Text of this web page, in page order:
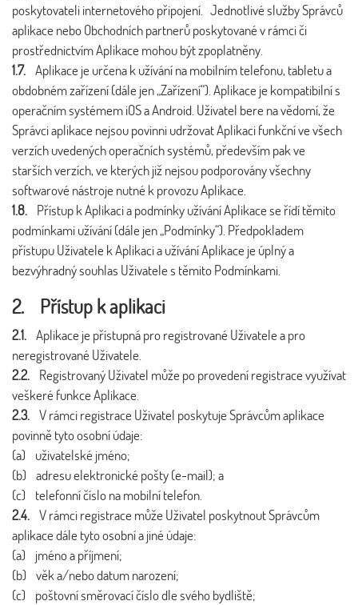
poskytovateli internetového připojení. Jednotlivé služby Správců
aplikace nebo Obchodních partnerů poskytované v rámci či
prostřednictvím Aplikace mohou být zpoplatněny.
1.7. Aplikace je určena k užívání na mobilním telefonu, tabletu a
obdobném zařízení (dále jen „Zařízení“). Aplikace je kompatibilní s
operačním systémem iOS a Android. Uživatel bere na vědomí, že
Správci aplikace nejsou povinni udržovat Aplikaci funkční ve všech
verzích uvedených operačních systémů, především pak ve
starších verzích, ve kterých již nejsou podporovány všechny
softwarové nástroje nutné k provozu Aplikace.
1.8. Přístup k Aplikaci a podmínky užívání Aplikace se řídí těmito
podmínkami užívání (dále jen „Podmínky“). Předpokladem
přístupu Uživatele k Aplikaci a užívání Aplikace je úplný a
bezvýhradný souhlas Uživatele s těmito Podmínkami.
2. Přístup k aplikaci
2.1. Aplikace je přístupná pro registrované Uživatele a pro
neregistrované Uživatele.
2.2. Registrovaný Uživatel může po provedení registrace využívat
veškeré funkce Aplikace.
2.3. V rámci registrace Uživatel poskytuje Správcům aplikace
povinně tyto osobní údaje:
(a) uživatelské jméno;
(b) adresu elektronické pošty (e-mail); a
(c) telefonní číslo na mobilní telefon.
2.4. V rámci registrace může Uživatel poskytnout Správcům
aplikace dále tyto osobní a jiné údaje:
(a) jméno a příjmení;
(b) věk a/nebo datum narození;
(c) poštovní směrovací číslo dle svého bydliště;